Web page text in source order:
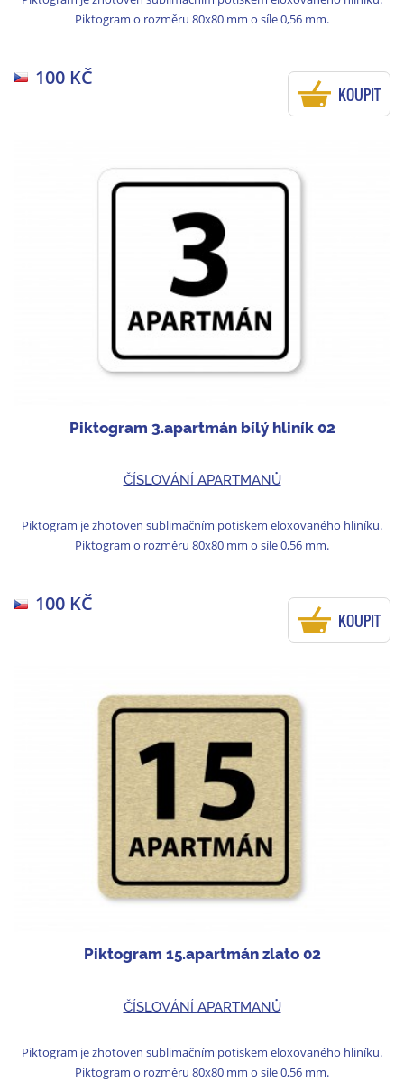
Piktogram o rozměru 80x80 mm o síle 0,56 mm.
100 KČ
KOUPIT
Piktogram 3.apartmán bílý hliník 02
ČÍSLOVÁNÍ APARTMANŮ
Piktogram je zhotoven sublimačním potiskem eloxovaného hliníku.
Piktogram o rozměru 80x80 mm o síle 0,56 mm.
100 KČ
KOUPIT
Piktogram 15.apartmán zlato 02
ČÍSLOVÁNÍ APARTMANŮ
Piktogram je zhotoven sublimačním potiskem eloxovaného hliníku.
Piktogram o rozměru 80x80 mm o síle 0,56 mm.